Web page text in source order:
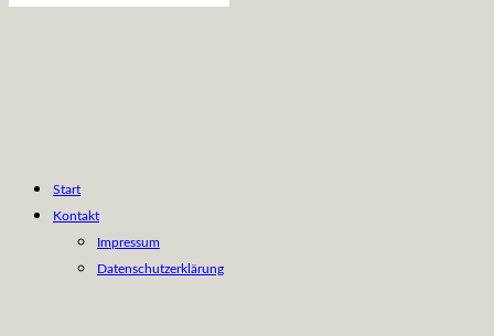
Start
Kontakt
Impressum
Datenschutzerklärung